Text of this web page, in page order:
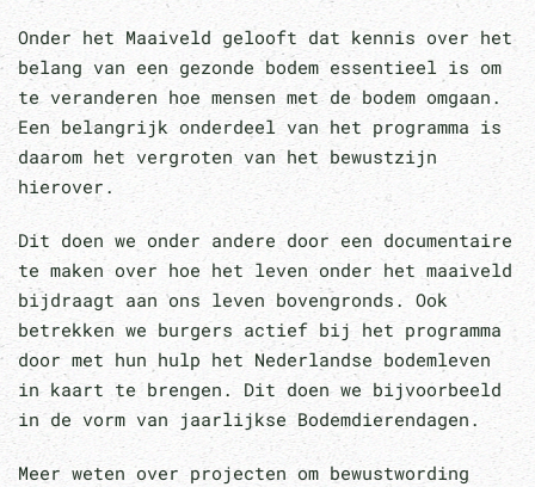
Onder het Maaiveld gelooft dat kennis over het
belang van een gezonde bodem essentieel is om
te veranderen hoe mensen met de bodem omgaan.
Een belangrijk onderdeel van het programma is
daarom het vergroten van het bewustzijn
hierover.
Dit doen we onder andere door een documentaire
te maken over hoe het leven onder het maaiveld
bijdraagt aan ons leven bovengronds. Ook
betrekken we burgers actief bij het programma
door met hun hulp het Nederlandse bodemleven
in kaart te brengen. Dit doen we bijvoorbeeld
in de vorm van jaarlijkse Bodemdierendagen.
Meer weten over projecten om bewustwording